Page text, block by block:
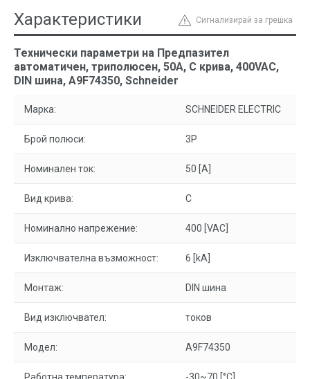
Сигнализирай за грешка
Характеристики
Технически параметри на Предпазител
автоматичен, триполюсен, 50A, C крива, 400VAC,
DIN шина, A9F74350, Schneider
Марка: SCHNEIDER ELECTRIC
Брой полюси: 3P
Номинален ток: 50 [A]
Вид крива: C
Номинално напрежение: 400 [VAC]
Изключвателна възможност: 6 [kA]
Монтаж: DIN шина
Вид изключвател: токов
Модел: A9F74350